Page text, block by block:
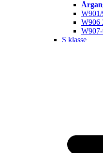
W906
S klasse